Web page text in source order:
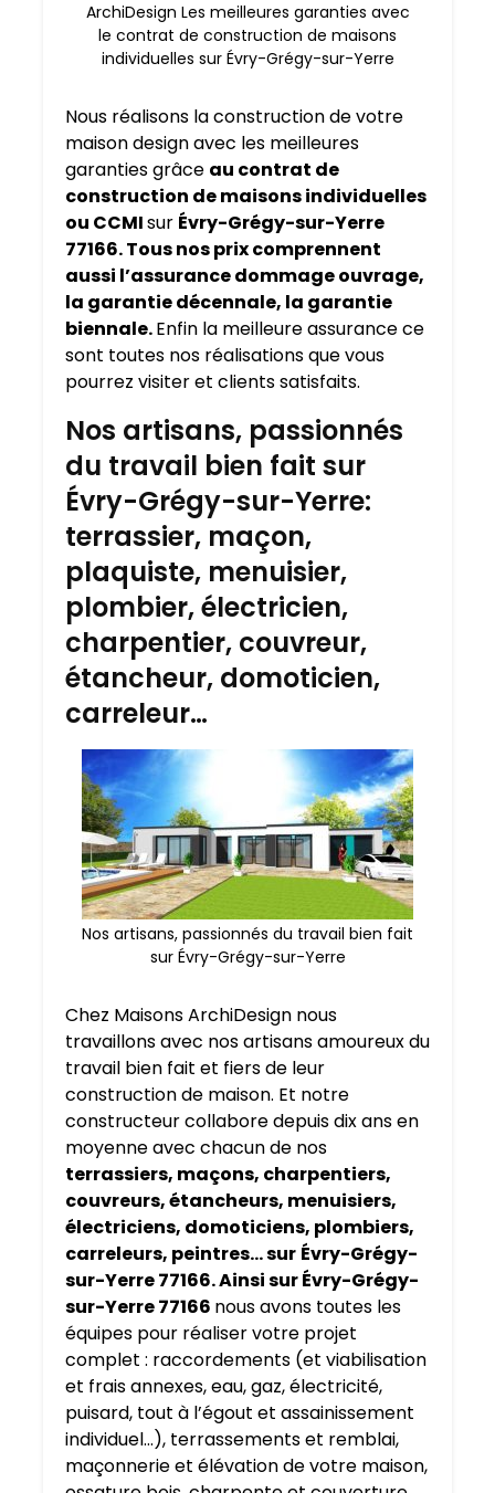
ArchiDesign Les meilleures garanties avec
le contrat de construction de maisons
individuelles sur Évry-Grégy-sur-Yerre
Nous réalisons la construction de votre
maison design avec les meilleures
garanties grâce au contrat de
construction de maisons individuelles
ou CCMIsur Évry-Grégy-sur-Yerre
77166. Tous nos prix comprennent
aussi l’assurance dommage ouvrage,
la garantie décennale, la garantie
biennale.Enfin la meilleure assurance ce
sont toutes nos réalisations que vous
pourrez visiter et clients satisfaits.
Nos artisans, passionnés
du travail bien fait sur
Évry-Grégy-sur-Yerre:
terrassier, maçon,
plaquiste, menuisier,
plombier, électricien,
charpentier, couvreur,
étancheur, domoticien,
carreleur…
Nos artisans, passionnés du travail bien fait
sur Évry-Grégy-sur-Yerre
Chez Maisons ArchiDesign nous
travaillons avec nos artisans amoureux du
travail bien fait et fiers de leur
construction de maison. Et notre
constructeur collabore depuis dix ans en
moyenne avec chacun de nos
terrassiers, maçons, charpentiers,
couvreurs, étancheurs, menuisiers,
électriciens, domoticiens, plombiers,
carreleurs, peintres… sur Évry-Grégy-
sur-Yerre 77166. Ainsi sur Évry-Grégy-
sur-Yerre 77166 nous avons toutes les
équipes pour réaliser votre projet
complet : raccordements (et viabilisation
et frais annexes, eau, gaz, électricité,
puisard, tout à l’égout et assainissement
individuel…), terrassements et remblai,
maçonnerie et élévation de votre maison,